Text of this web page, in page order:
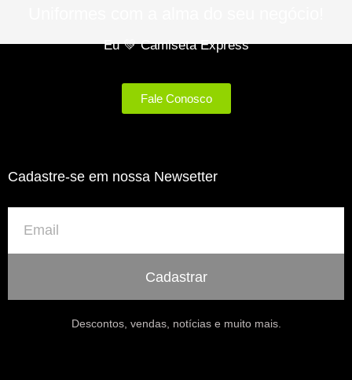
Eu 💚 Camiseta Express
Fale Conosco
Cadastre-se em nossa Newsetter
Cadastrar
Descontos, vendas, notícias e muito mais.